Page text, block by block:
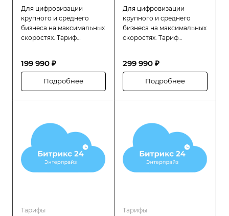
Для цифровизации
крупного и среднего
бизнеса на максимальных
скоростях. Тариф
для компаний с большой
сотрудников (до 2000
надёжность и гибкость в
управлении
распределённой
структурой.
199 990 ₽
Подробнее
Для цифровизации
крупного и среднего
бизнеса на максимальных
скоростях. Тариф
для компаний с большой
сотрудников (до 3000
надёжность и гибкость в
управлении
распределённой
структурой.
299 990 ₽
Подробнее
Тарифы Тарифы